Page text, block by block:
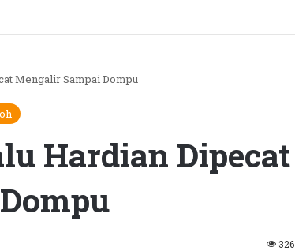
Mengalir Sampai Dompu
Hardian Dipecat
326